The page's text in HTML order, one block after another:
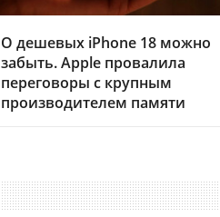
О дешевых iPhone 18 можно
забыть. Apple провалила
переговоры с крупным
производителем памяти